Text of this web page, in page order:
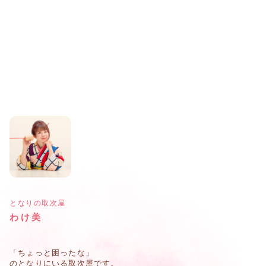
となりの取次屋
わけ美
「ちょっと困ったな」
のとなりにいる取次屋です。